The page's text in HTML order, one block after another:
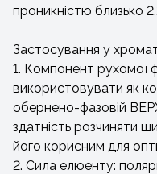
проникністю близько
Застосування у
1. Компонент рухомої
використовувати як
обернено-фазовій
здатність розчиняти
його корисним для
2. Сила елюенту: